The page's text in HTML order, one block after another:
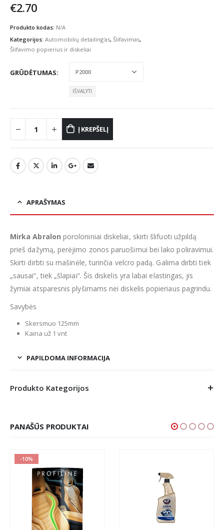
€2.70
Produkto kodas: N/A
Kategorijos: Automobilių detailing'as, Šlifavimas,
Šlifavimo popierius ir diskeliai
GRŪDĖTUMAS
IŠVALYTI
Į KREPŠELĮ
APRAŠYMAS
Mirka Abralon poroloniniai diskeliai, skirti šlifuoti užpildą
prieš dažymą, perėjimo zonos paruošimui bei lako poliravimui.
Skirti dirbti su mašinėle, turinčia velcro padą. Galima dirbti tiek
„sausai“, tiek „šlapiai“. Šis diskelis yra labai elastingas, jis
žymiai atsparesnis plyšimams nei diskelis popieriaus pagrindu.
Savybės
Skersmuo 125mm
Kaina už 1 vnt
PAPILDOMA INFORMACIJA
Produkto Kategorijos
PANAŠŪS PRODUKTAI
-10%